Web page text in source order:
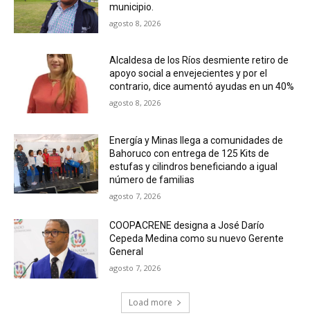
municipio.
agosto 8, 2026
Alcaldesa de los Ríos desmiente retiro de
apoyo social a envejecientes y por el
contrario, dice aumentó ayudas en un 40%
agosto 8, 2026
Energía y Minas llega a comunidades de
Bahoruco con entrega de 125 Kits de
estufas y cilindros beneficiando a igual
número de familias
agosto 7, 2026
COOPACRENE designa a José Darío
Cepeda Medina como su nuevo Gerente
General
agosto 7, 2026
Load more